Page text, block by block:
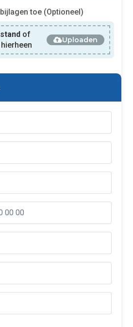
toe (Optioneel)
of
Uploaden